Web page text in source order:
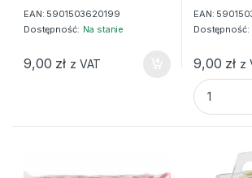
EAN: 5901503620199
Dostępność: Na stanie
9,00 zł z VAT
EAN:
Dostępność:
9,00 zł z